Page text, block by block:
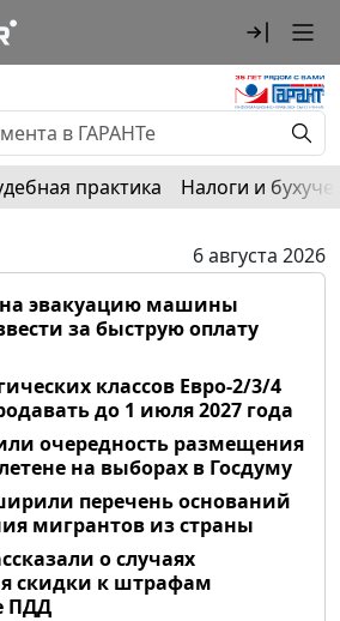
практика Налоги и
6 августа 2026
на эвакуацию машины
за быструю оплату
классов Евро-2/3/4
до 1 июля 2027 года
очередность размещения
на выборах в Госдуму
перечень оснований
мигрантов из страны
о случаях
скидки к штрафам
ПДД